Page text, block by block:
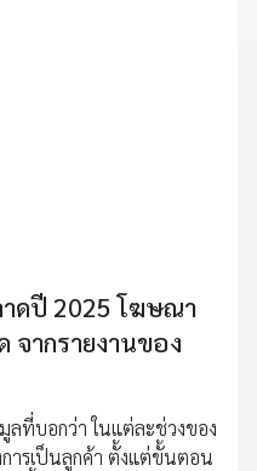
ดปี 2025 โฆษณา
จากรายงานของ
ที่บอกว่า ในแต่ละช่วงของ
ารเป็นลูกค้า ตั้งแต่ขั้นตอน